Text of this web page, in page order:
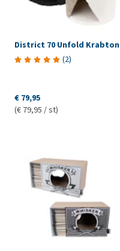
District 70 Unfold Krabton
(2)
€ 79,95
(€ 79,95 / st)